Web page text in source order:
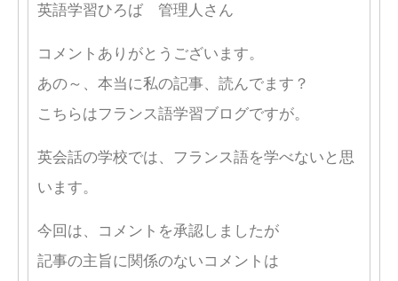
英語学習ひろば 管理人さん
コメントありがとうございます。
あの～、本当に私の記事、読んでます？
こちらはフランス語学習ブログですが。
英会話の学校では、フランス語を学べないと思
います。
今回は、コメントを承認しましたが
記事の主旨に関係のないコメントは